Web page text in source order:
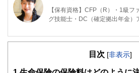
【保有資格】CFP（R）・1級フ
グ技能士・DC（確定拠出年金）
大学卒業後、情報システム会社
得、FPとして独立。「ライフプ
とが得意です。
目次 [非表示]